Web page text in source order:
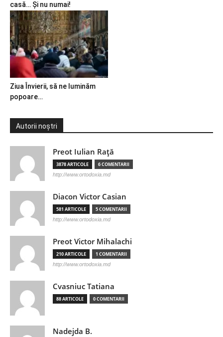
casă… Și nu numai!
Ziua Învierii, să ne luminăm
popoare…
Autorii noștri
Preot Iulian Raţă
3878 ARTICOLE 6 COMENTARII
http://www.ortodoxia.md
Diacon Victor Casian
581 ARTICOLE 5 COMENTARII
http://www.ortodoxia.md
Preot Victor Mihalachi
210 ARTICOLE 1 COMENTARII
http://www.ortodoxia.md
Cvasniuc Tatiana
88 ARTICOLE 0 COMENTARII
Nadejda B.